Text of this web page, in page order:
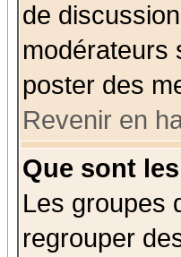
de
modérateurs
poster des
Revenir en
Que sont
Les groupes
regrouper